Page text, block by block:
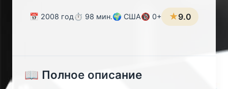
📅 2008 год⏱️ 98 мин.🌍 США🔞 0+ ★9.0
📖 Полное описание